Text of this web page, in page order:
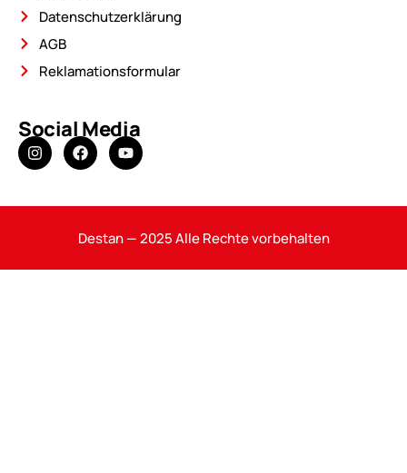
Datenschutzerklärung
AGB
Reklamationsformular
Social Media
Destan — 2025 Alle Rechte vorbehalten